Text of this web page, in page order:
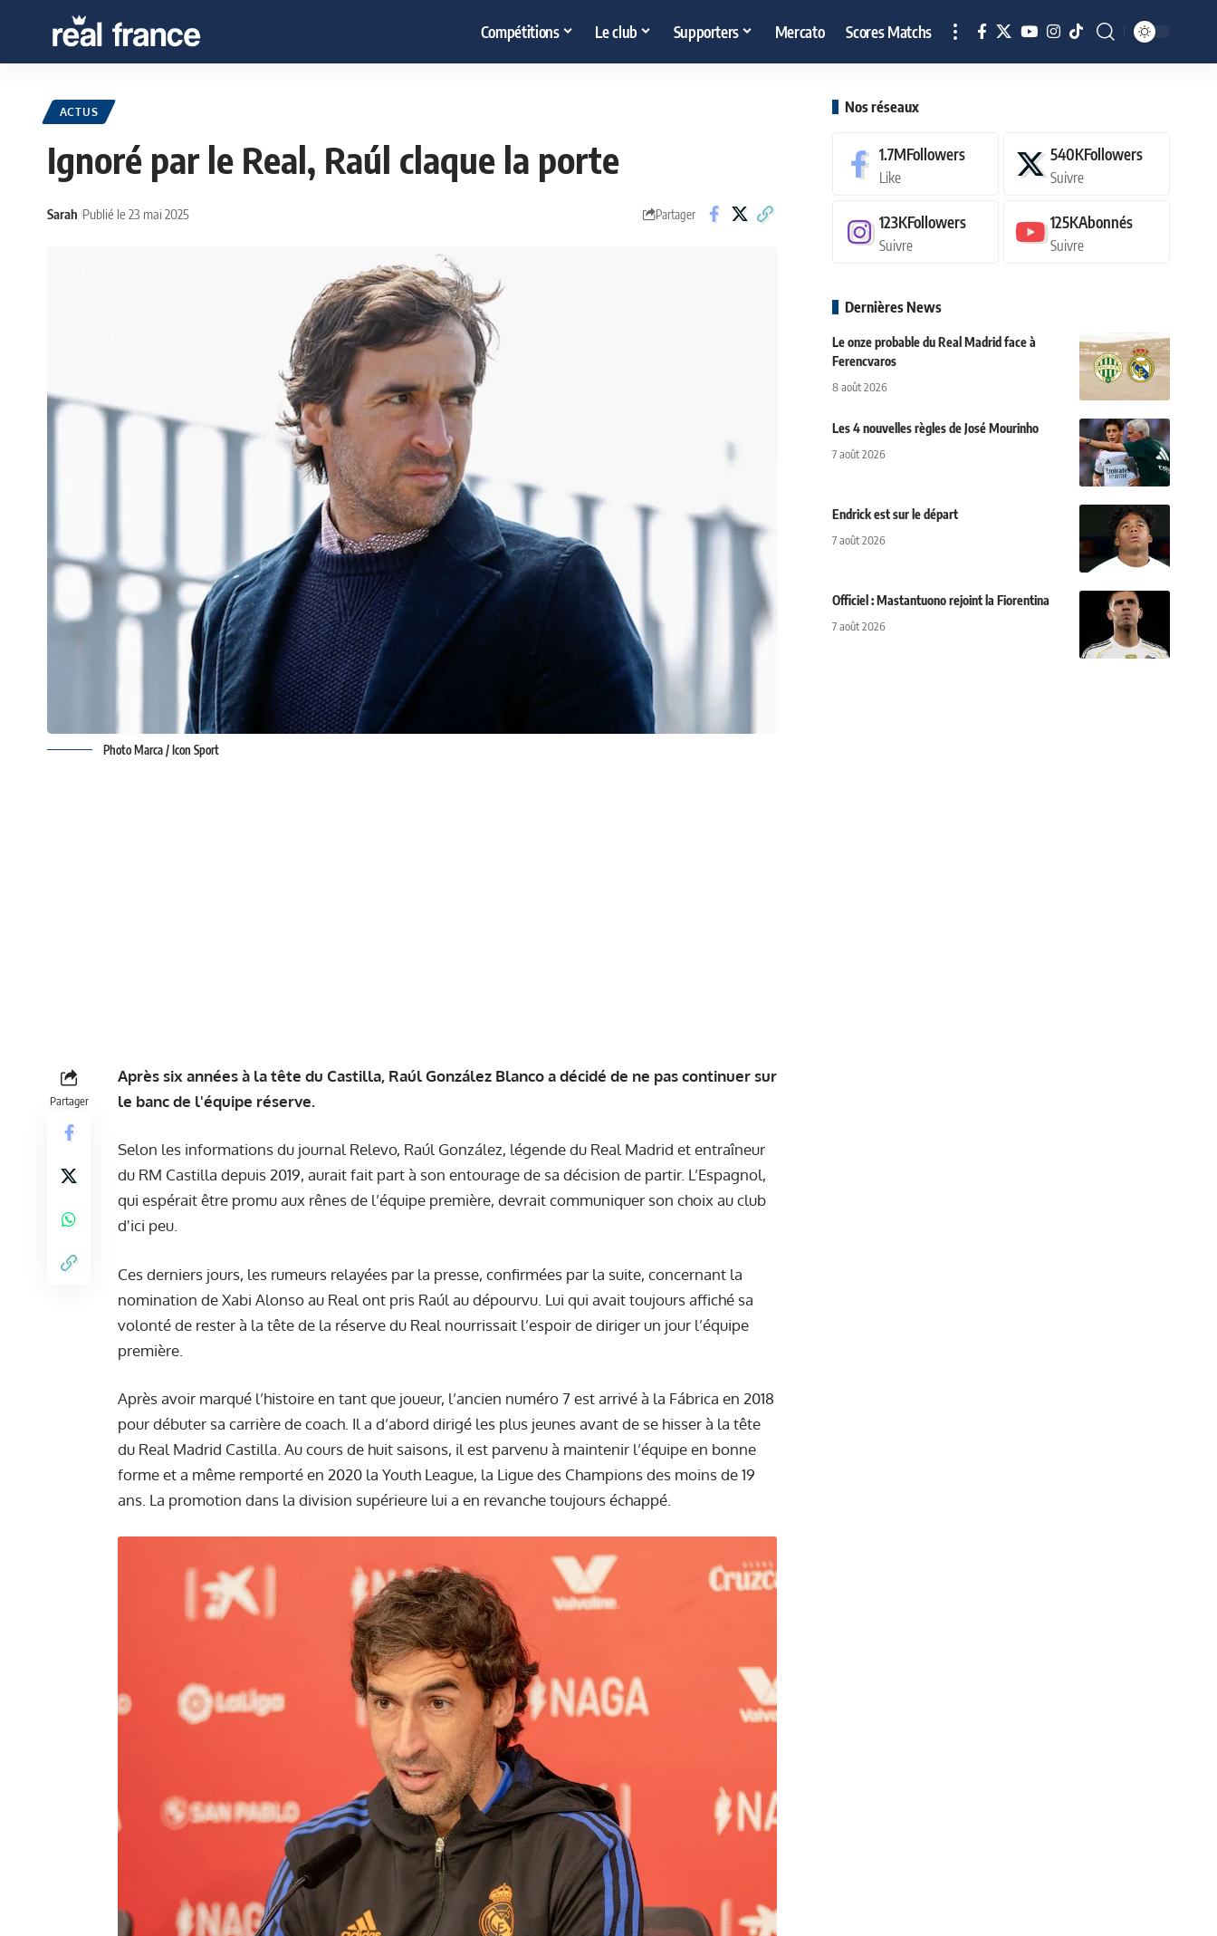
Compétitions Le club Supporters Mercato Scores Matchs
ACTUS
Ignoré par le Real, Raúl claque la porte
Sarah Publié le 23 mai 2025 Partager
Photo Marca / Icon Sport
Partager
Après six années à la tête du Castilla, Raúl González Blanco a décidé de ne pas continuer sur
le banc de l'équipe réserve.
Selon les informations du journal Relevo, Raúl González, légende du Real Madrid et entraîneur
du RM Castilla depuis 2019, aurait fait part à son entourage de sa décision de partir. L’Espagnol,
qui espérait être promu aux rênes de l’équipe première, devrait communiquer son choix au club
d'ici peu.
Ces derniers jours, les rumeurs relayées par la presse, confirmées par la suite, concernant la
nomination de Xabi Alonso au Real ont pris Raúl au dépourvu. Lui qui avait toujours affiché sa
volonté de rester à la tête de la réserve du Real nourrissait l’espoir de diriger un jour l’équipe
première.
Après avoir marqué l’histoire en tant que joueur, l’ancien numéro 7 est arrivé à la Fábrica en 2018
pour débuter sa carrière de coach. Il a d’abord dirigé les plus jeunes avant de se hisser à la tête
du Real Madrid Castilla. Au cours de huit saisons, il est parvenu à maintenir l’équipe en bonne
forme et a même remporté en 2020 la Youth League, la Ligue des Champions des moins de 19
ans. La promotion dans la division supérieure lui a en revanche toujours échappé.
Nos réseaux
1.7MFollowers
Like
540KFollowers
Suivre
123KFollowers
Suivre
125KAbonnés
Suivre
Dernières News
Le onze probable du Real Madrid face à
Ferencvaros
8 août 2026
Les 4 nouvelles règles de José Mourinho
7 août 2026
Endrick est sur le départ
7 août 2026
Officiel : Mastantuono rejoint la Fiorentina
7 août 2026